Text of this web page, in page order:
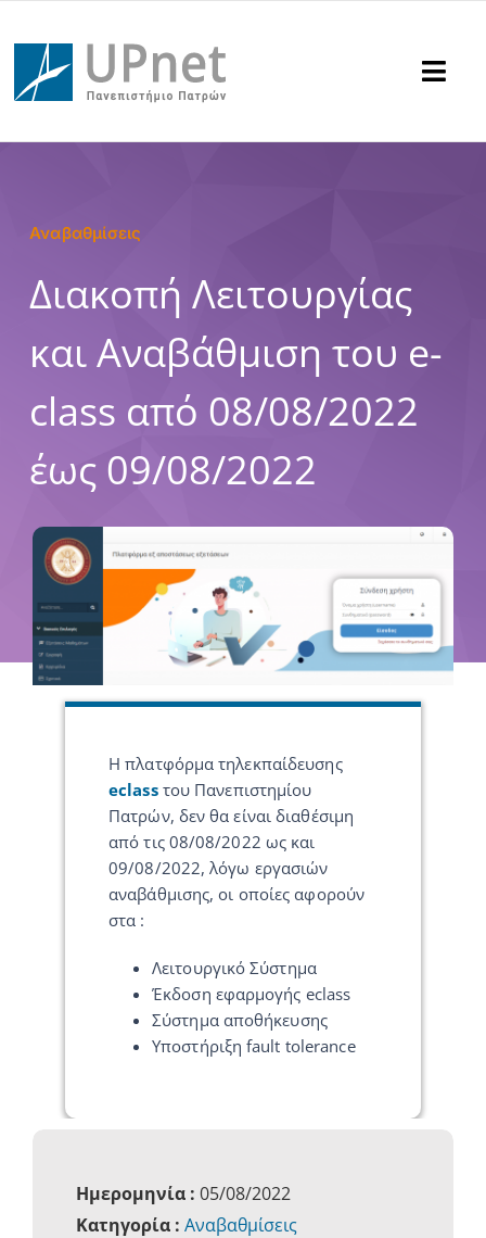
στο
περιεχόμενο
Υποστήριξη
Ανακοινώσεις
Επικοινωνία
Αναζήτηση
για:
Αναβαθμίσεις
Διακοπή Λειτουργίας
και Αναβάθμιση του e-
class από 08/08/2022
έως 09/08/2022
Η πλατφόρμα τηλεκπαίδευσης
eclassτου Πανεπιστημίου
Πατρών, δεν θα είναι διαθέσιμη
από τις 08/08/2022 ως και
09/08/2022, λόγω εργασιών
αναβάθμισης, οι οποίες αφορούν
στα :
Λειτουργικό Σύστημα
Έκδοση εφαρμογής eclass
Σύστημα αποθήκευσης
Υποστήριξη fault tolerance
Ημερομηνία : 05/08/2022
Κατηγορία : Αναβαθμίσεις